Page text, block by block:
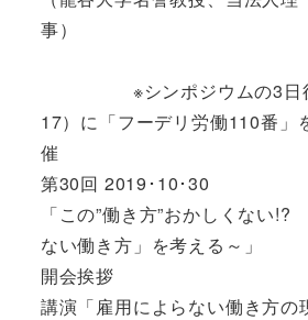
事
※シンポジウムの3日後
17）に「フーデリ労働110番」
催
第30回 2019･10･30
「この”働き方”おかしくない
ない働き方」を考える～」
開会挨拶
講演「雇用によらない働き方の